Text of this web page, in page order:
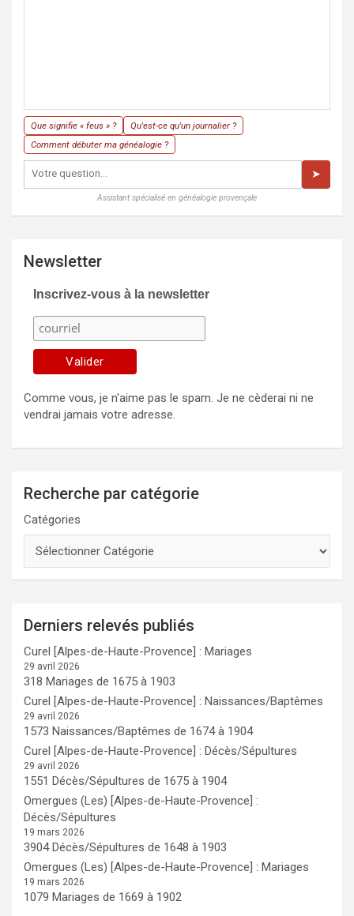
Que signifie « feus » ?
Qu'est-ce qu'un journalier ?
Comment débuter ma généalogie ?
➤
Assistant spécialisé en généalogie provençale
Newsletter
Inscrivez-vous à la newsletter
Comme vous, je n'aime pas le spam. Je ne cèderai ni ne
vendrai jamais votre adresse.
Recherche par catégorie
Catégories
Derniers relevés publiés
Curel [Alpes-de-Haute-Provence] : Mariages
29 avril 2026
318 Mariages de 1675 à 1903
Curel [Alpes-de-Haute-Provence] : Naissances/Baptêmes
29 avril 2026
1573 Naissances/Baptêmes de 1674 à 1904
Curel [Alpes-de-Haute-Provence] : Décès/Sépultures
29 avril 2026
1551 Décès/Sépultures de 1675 à 1904
Omergues (Les) [Alpes-de-Haute-Provence] :
Décès/Sépultures
19 mars 2026
3904 Décès/Sépultures de 1648 à 1903
Omergues (Les) [Alpes-de-Haute-Provence] : Mariages
19 mars 2026
1079 Mariages de 1669 à 1902